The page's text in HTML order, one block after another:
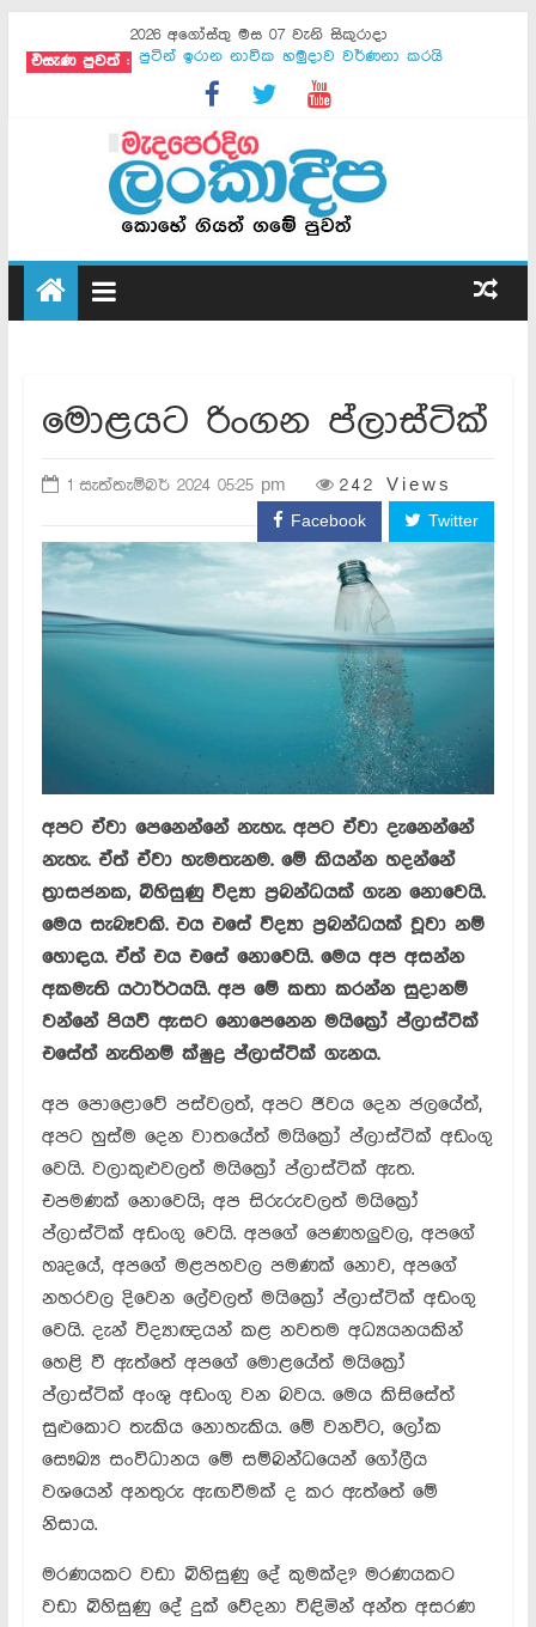
2026 අගෝස්තු මස 07 වැනි සිකුරාදා
එසැණ පුවත් : පුටින් ඉරාන නාවික හමුදාව වර්ණනා කරයි
ඕමානයේ හෝමුස් යෝජනාව ඉරානය ඉවත දමයි
ඊශ්‍රායල ලෙබනන් සාමකතා ඉතාලියේ
මොජ්ටාබාගෙන් ඉරාන ජනපතිට අවසන් නිවේදනයක්
සාකච්ඡා ඕමානය සමග - ඉරානය
ඇමෙරිකාව සමග කිසිදු එකඟතාවක් නෑ - ඉරානය
ඉරානය සමග සාකච්ඡා අද - ට්‍රම්ප්
ගාසාවේ සියලු සන්නද්ධ කණ්ඩායම් නිරායුධ කරනවා
මොළයට රිංගන ප්ලාස්ටික්
1 සැත්තැම්බර් 2024 05:25 pm 242 Views
Facebook Twitter
අපට ඒවා පෙනෙන්නේ නැහැ. අපට ඒවා දැනෙන්නේ
නැහැ. ඒත් ඒවා හැමතැනම. මේ කියන්න හදන්නේ
ත්‍රාසජනක, බිහිසුණු විද්‍යා ප්‍රබන්ධයක් ගැන නොවෙයි.
මෙය සැබෑවකි. එය එසේ විද්‍යා ප්‍රබන්ධයක් වූවා නම්
හොඳය. ඒත් එය එසේ නොවෙයි. මෙය අප අසන්න
අකමැති යථාර්ථයයි. අප මේ කතා කරන්න සුදානම්
වන්නේ පියවි ඇසට නොපෙනෙන මයික්‍රෝ ප්ලාස්ටික්
එසේත් නැතිනම් ක්ෂුද්‍ර ප්ලාස්ටික් ගැනය.
අප පොළොවේ පස්වලත්, අපට ජීවය දෙන ජලයේත්,
අපට හුස්ම දෙන වාතයේත් මයික්‍රෝ ප්ලාස්ටික් අඩංගු
වෙයි. වලාකුළුවලත් මයික්‍රෝ ප්ලාස්ටික් ඇත.
එපමණක් නොවෙයි; අප සිරුරුවලත් මයික්‍රෝ
ප්ලාස්ටික් අඩංගු වෙයි. අපගේ පෙණහලුවල, අපගේ
හෘදයේ, අපගේ මළපහවල පමණක් නොව, අපගේ
නහරවල දිවෙන ලේවලත් මයික්‍රෝ ප්ලාස්ටික් අඩංගු
වෙයි. දැන් විද්‍යාඥයන් කළ නවතම අධ්‍යයනයකින්
හෙළි වී ඇත්තේ අපගේ මොළයේත් මයික්‍රෝ
ප්ලාස්ටික් අංශු අඩංගු වන බවය. මෙය කිසිසේත්
සුළුකොට තැකිය නොහැකිය. මේ වනවිට, ලෝක
සෞඛ්‍ය සංවිධානය මේ සම්බන්ධයෙන් ගෝලීය
වශයෙන් අනතුරු ඇඟවීමක් ද කර ඇත්තේ මේ
නිසාය.
මරණයකට වඩා බිහිසුණු දේ කුමක්ද? මරණයකට
වඩා බිහිසුණු දේ දුක් වේදනා විඳිමින් අන්ත අසරණ